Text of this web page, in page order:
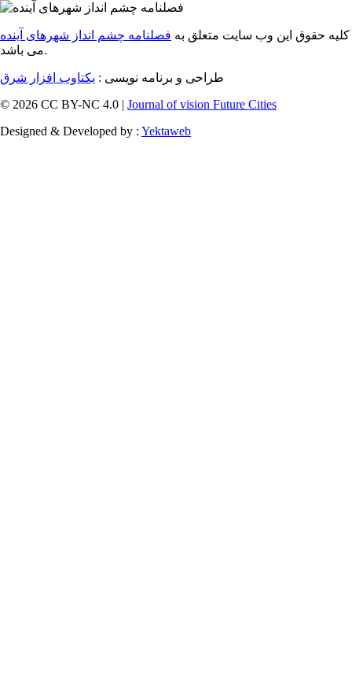
کلیه حقوق این وب سایت متعلق به فصلنامه چشم انداز شهرهای آینده
می باشد.
طراحی و برنامه نویسی : یکتاوب افزار شرق
© 2026 CC BY-NC 4.0 | Journal of vision Future Cities
Designed & Developed by : Yektaweb